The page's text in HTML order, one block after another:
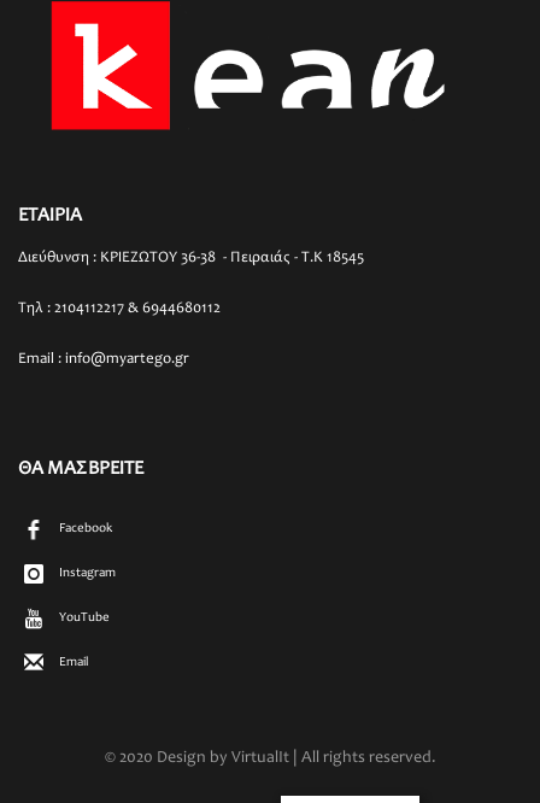
ΕΤΑΙΡΙΑ
Διεύθυνση : ΚΡΙΕΖΩΤΟΥ 36-38 - Πειραιάς - T.K 18545
Τηλ : 2104112217 & 6944680112
Email : info@myartego.gr
ΘΑ ΜΑΣ ΒΡΕΙΤΕ
Facebook
Instagram
YouTube
Email
© 2020 Design by VirtualIt | All rights reserved.